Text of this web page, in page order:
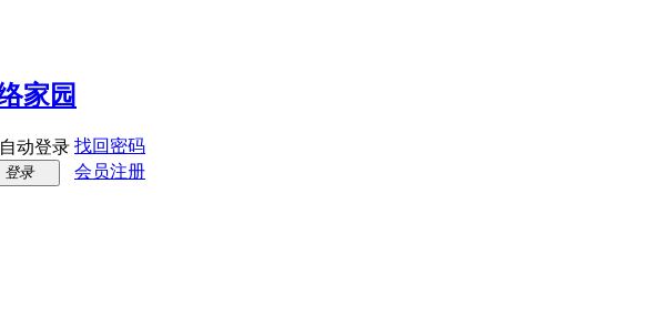
自动登录 找回密码
登录
会员注册